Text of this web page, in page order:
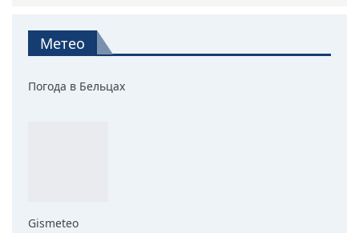
Метео
Погода в Бельцах
Gismeteo